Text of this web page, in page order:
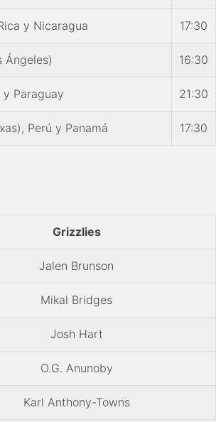
y Nicaragua 17:30
Ángeles) 16:30
Paraguay 21:30
Perú y Panamá 17:30
Grizzlies
Jalen Brunson
Mikal Bridges
Josh Hart
O.G. Anunoby
Karl Anthony-Towns